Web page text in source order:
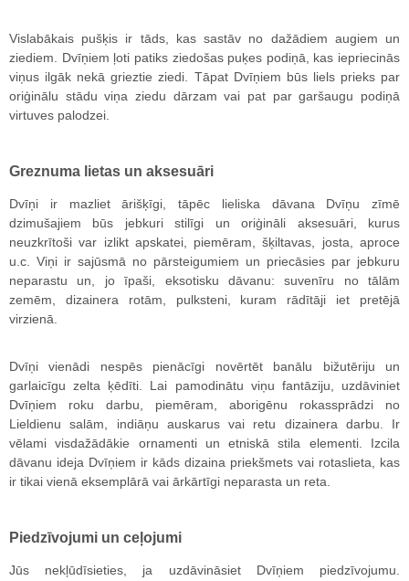
Vislabākais pušķis ir tāds, kas sastāv no dažādiem augiem un
ziediem. Dvīņiem ļoti patiks ziedošas puķes podiņā, kas iepriecinās
viņus ilgāk nekā grieztie ziedi. Tāpat Dvīņiem būs liels prieks par
oriģinālu stādu viņa ziedu dārzam vai pat par garšaugu podiņā
virtuves palodzei.
Greznuma lietas un aksesuāri
Dvīņi ir mazliet ārišķīgi, tāpēc lieliska dāvana Dvīņu zīmē
dzimušajiem būs jebkuri stilīgi un oriģināli aksesuāri, kurus
neuzkrītoši var izlikt apskatei, piemēram, šķiltavas, josta, aproce
u.c. Viņi ir sajūsmā no pārsteigumiem un priecāsies par jebkuru
neparastu un, jo īpaši, eksotisku dāvanu: suvenīru no tālām
zemēm, dizainera rotām, pulksteni, kuram rādītāji iet pretējā
virzienā.
Dvīņi vienādi nespēs pienācīgi novērtēt banālu bižutēriju un
garlaicīgu zelta ķēdīti. Lai pamodinātu viņu fantāziju, uzdāviniet
Dvīņiem roku darbu, piemēram, aborigēnu rokassprādzi no
Lieldienu salām, indiāņu auskarus vai retu dizainera darbu. Ir
vēlami visdažādākie ornamenti un etniskā stila elementi. Izcila
dāvanu ideja Dvīņiem ir kāds dizaina priekšmets vai rotaslieta, kas
ir tikai vienā eksemplārā vai ārkārtīgi neparasta un reta.
Piedzīvojumi un ceļojumi
Jūs nekļūdīsieties, ja uzdāvināsiet Dvīņiem piedzīvojumu.